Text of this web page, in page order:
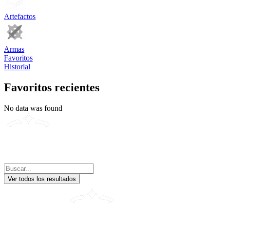
Artefactos
Armas
Favoritos
Historial
Favoritos recientes
No data was found
Ver todos los resultados